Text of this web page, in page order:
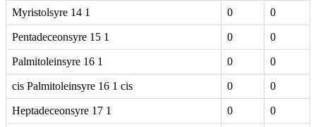
Myristolsyre 14 1 0 0
Pentadeceonsyre 15 1 0 0
Palmitoleinsyre 16 1 0 0
cis Palmitoleinsyre 16 1 cis 0 0
Heptadeceonsyre 17 1 0 0